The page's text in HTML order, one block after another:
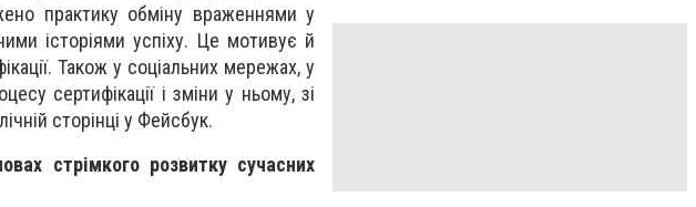
практику обміну враженнями у
історіями успіху. Це мотивує й
Також у соціальних мережах, у
сертифікації і зміни у ньому, зі
сторінці у Фейсбук.
стрімкого розвитку сучасних